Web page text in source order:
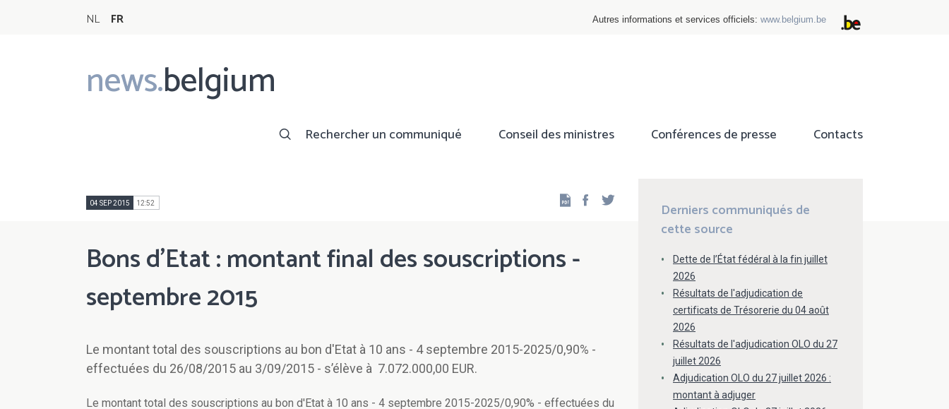
NL FR Autres informations et services officiels: www.belgium.be
news.belgium
Main
navigation
Rechercher un communiqué Conseil des ministres Conférences de presse Contacts
04 SEP 2015 12:52 Facebook
Bons d'Etat : montant final des souscriptions -
septembre 2015
Le montant total des souscriptions au bon d'Etat à 10 ans - 4 septembre 2015-2025/0,90% -
effectuées du 26/08/2015 au 3/09/2015 - s’élève à 7.072.000,00 EUR.
Le montant total des souscriptions au bon d'Etat à 10 ans - 4 septembre 2015-2025/0,90% - effectuées du
Derniers communiqués de
cette source
Dette de l’État fédéral à la fin juillet
2026
Résultats de l'adjudication de
certificats de Trésorerie du 04 août
2026
Résultats de l'adjudication OLO du 27
juillet 2026
Adjudication OLO du 27 juillet 2026 :
montant à adjuger